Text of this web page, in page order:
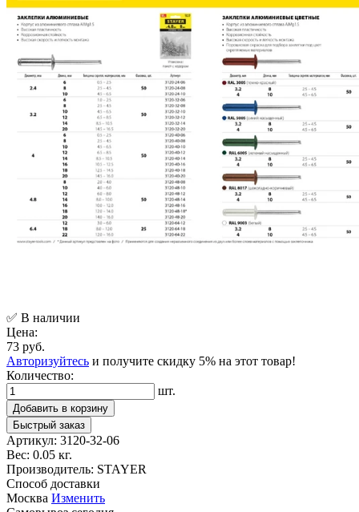
✅ В наличии
Цена:
73 руб.
Авторизуйтесь и получите скидку 5% на этот товар!
Количество:
шт.
Добавить в корзину
Быстрый заказ
Артикул: 3120-32-06
Вес: 0.05 кг.
Производитель: STAYER
Способ доставки
Москва Изменить